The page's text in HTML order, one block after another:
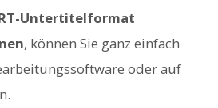
Untertitelformat
, können Sie ganz einfach
oder auf